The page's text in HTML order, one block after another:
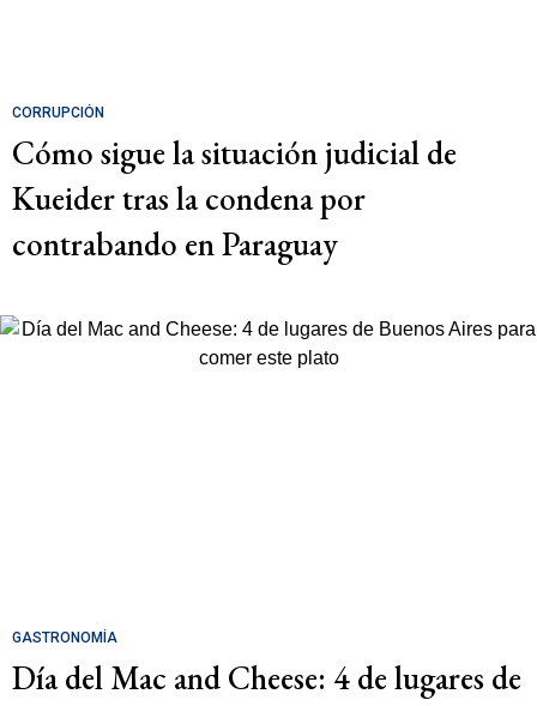
CORRUPCIÓN
Cómo sigue la situación judicial de
Kueider tras la condena por
contrabando en Paraguay
GASTRONOMÍA
Día del Mac and Cheese: 4 de lugares de